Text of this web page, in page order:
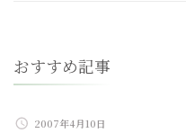
シ
おすすめ記事
2007年4月10日